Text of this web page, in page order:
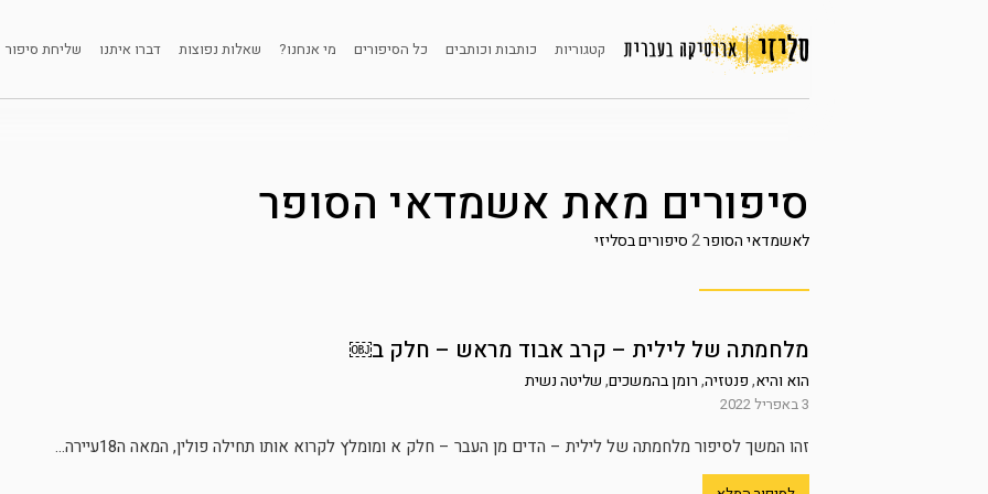
קטגוריות כותבות וכותבים כל הסיפורים מי אנחנו? שאלות נפוצות דברו איתנו שליחת סיפור
סיפורים מאת אשמדאי הסופר
לאשמדאי הסופר2סיפורים בסליזי
מלחמתה של לילית – קרב אבוד מראש – חלק ב￼
הוא והיא,פנטזיה,רומן בהמשכים,שליטה נשית
3 באפריל 2022
זהו המשך לסיפור מלחמתה של לילית – הדים מן העבר – חלק א ומומלץ לקרוא אותו תחילה פולין, המאה ה18עיירה...